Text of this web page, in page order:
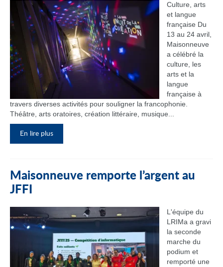
Culture, arts
et langue
française Du
13 au 24 avril,
Maisonneuve
a célébré la
culture, les
arts et la
langue
française à
travers diverses activités pour souligner la francophonie.
Théâtre, arts oratoires, création littéraire, musique...
En lire plus
Maisonneuve remporte l’argent au
JFFI
L'équipe du
LRIMa a gravi
la seconde
marche du
podium et
remporté une